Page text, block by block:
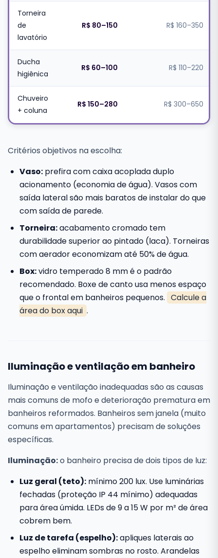
Torneira
de
lavatório
R$ 80–150 R$ 160–350
Ducha
higiênica
R$ 60–100 R$ 110–220
Chuveiro
+ coluna
R$ 150–280 R$ 300–650
Critérios objetivos na escolha:
Vaso: prefira com caixa acoplada duplo
acionamento (economia de água). Vasos com
saída lateral são mais baratos de instalar do que
com saída de parede.
Torneira:acabamento cromado tem
durabilidade superior ao pintado (laca). Torneiras
com aerador economizam até 50% de água.
Box:vidro temperado 8 mm é o padrão
recomendado. Boxe de canto usa menos espaço
que o frontal em banheiros pequenos. Calcule a
área do box aqui .
Iluminação e ventilação em banheiro
Iluminação e ventilação inadequadas são as causas
mais comuns de mofo e deterioração prematura em
banheiros reformados. Banheiros sem janela (muito
comuns em apartamentos) precisam de soluções
específicas.
Iluminação:o banheiro precisa de dois tipos de luz:
Luz geral (teto): mínimo 200 lux. Use luminárias
fechadas (proteção IP 44 mínimo) adequadas
para área úmida. LEDs de 9 a 15 W por m² de área
cobrem bem.
Luz de tarefa (espelho):apliques laterais ao
espelho eliminam sombras no rosto. Arandelas